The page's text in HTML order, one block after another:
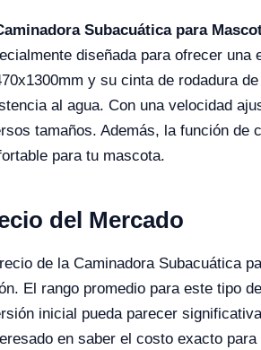
Subacuática para
diseñada para ofrecer
y su cinta de rodadura
al agua. Con una velocidad
tamaños. Además, la función de
para tu mascota.
del Mercado
de la Caminadora Subacuática
El rango promedio para este tipo
inicial pueda parecer
en saber el costo exacto